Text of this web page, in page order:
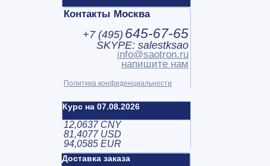
Контакты Москва
+7 (495) 645-67-65
SKYPE: salestksao
info@saotron.ru
напишите нам
Политика конфиденциальности
Курс на 07.08.2026
12,0637 CNY
81,4077 USD
94,0585 EUR
Доставка заказа